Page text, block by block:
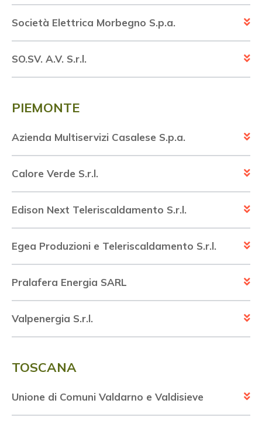
Società Elettrica Morbegno S.p.a.
SO.SV. A.V. S.r.l.
PIEMONTE
Azienda Multiservizi Casalese S.p.a.
Calore Verde S.r.l.
Edison Next Teleriscaldamento S.r.l.
Egea Produzioni e Teleriscaldamento S.r.l.
Pralafera Energia SARL
Valpenergia S.r.l.
TOSCANA
Unione di Comuni Valdarno e Valdisieve